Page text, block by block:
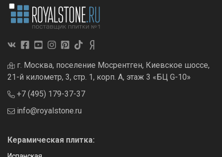
г. Москва, поселение Мосрентген, Киевское шоссе,
21-й километр, 3, стр. 1, корп. А, этаж 3 «БЦ G-10»
+7 (495) 179-37-37
info@royalstone.ru
Керамическая плитка: